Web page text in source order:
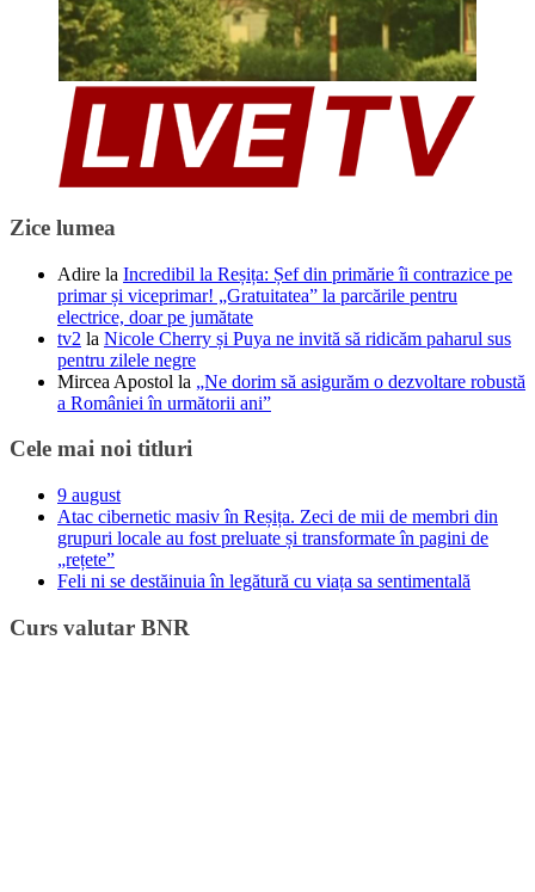
Zice lumea
Adire la Incredibil la Reșița: Șef din primărie îi contrazice pe
primar și viceprimar! „Gratuitatea” la parcările pentru
electrice, doar pe jumătate
tv2 la Nicole Cherry și Puya ne invită să ridicăm paharul sus
pentru zilele negre
Mircea Apostol la „Ne dorim să asigurăm o dezvoltare robustă
a României în următorii ani”
Cele mai noi titluri
9 august
Atac cibernetic masiv în Reșița. Zeci de mii de membri din
grupuri locale au fost preluate și transformate în pagini de
„rețete”
Feli ni se destăinuia în legătură cu viața sa sentimentală
Curs valutar BNR